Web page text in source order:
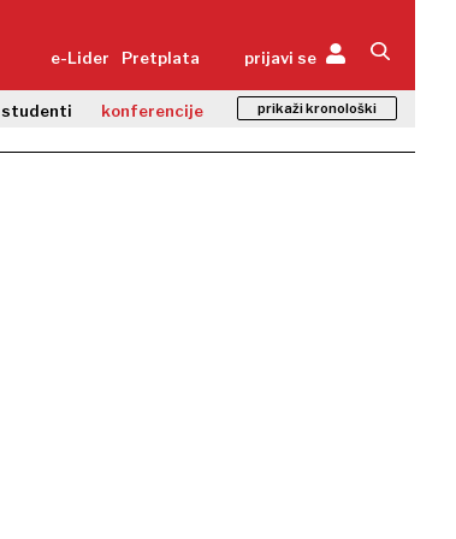
e-Lider Pretplata prijavi se
studenti konferencije prikaži kronološki